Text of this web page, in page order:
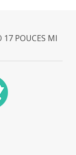
17 POUCES MI